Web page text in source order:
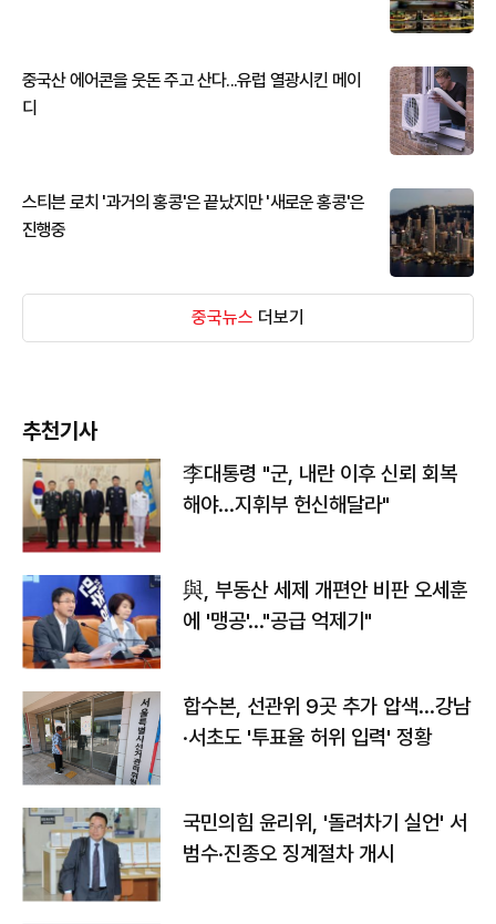
중국산 에어콘을 웃돈 주고 산다...유럽 열광시킨 메이
디
스티븐 로치 '과거의 홍콩'은 끝났지만 '새로운 홍콩'은
진행중
중국뉴스 더보기
추천기사
李대통령 "군, 내란 이후 신뢰 회복
해야…지휘부 헌신해달라"
與, 부동산 세제 개편안 비판 오세훈
에 '맹공'…"공급 억제기"
합수본, 선관위 9곳 추가 압색…강남
·서초도 '투표율 허위 입력' 정황
국민의힘 윤리위, '돌려차기 실언' 서
범수·진종오 징계절차 개시